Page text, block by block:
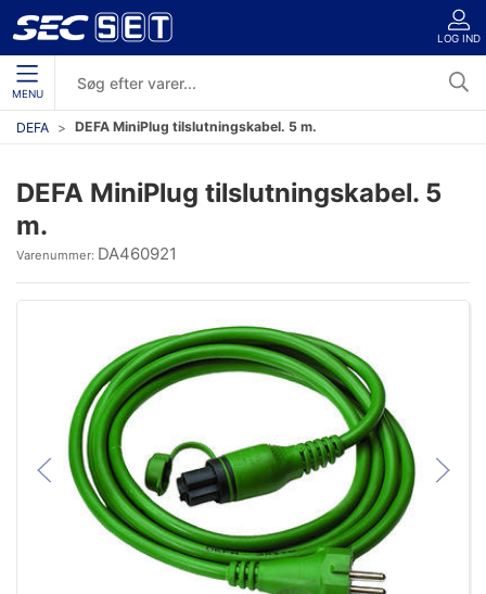
LOG IND
MENU
DEFA DEFA MiniPlug tilslutningskabel. 5 m.
DEFA MiniPlug tilslutningskabel. 5
m.
Varenummer: DA460921